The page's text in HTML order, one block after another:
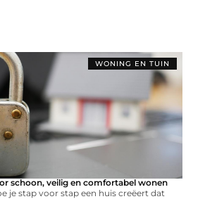
WONING EN TUIN
schoon, veilig en comfortabel wonen
je stap voor stap een huis creëert dat